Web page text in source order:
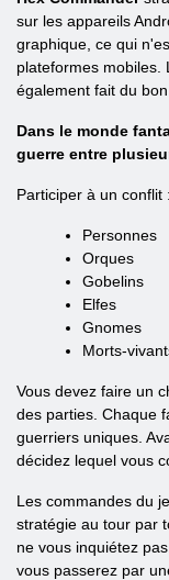
sur les appareils
graphique, ce qui
plateformes mobiles.
également fait du bon
Dans le monde
guerre entre
Participer à un conflit :
Personnes
Orques
Gobelins
Elfes
Gnomes
Morts-
Vous devez faire un
des parties. Chaque
guerriers uniques.
décidez lequel vous
Les commandes du
stratégie au tour par
ne vous inquiétez
vous passerez par